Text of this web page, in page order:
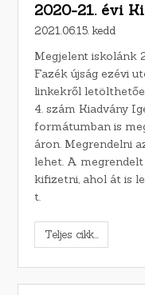
2020-21. évi
2021.06.15. kedd
Megjelent iskolánk
Fazék újság ezévi
linkekről
4. szám Kiadvány
formátumban is
áron. Megrendelni
lehet. A
kifizetni, ahol át is
t.
Teljes cikk...